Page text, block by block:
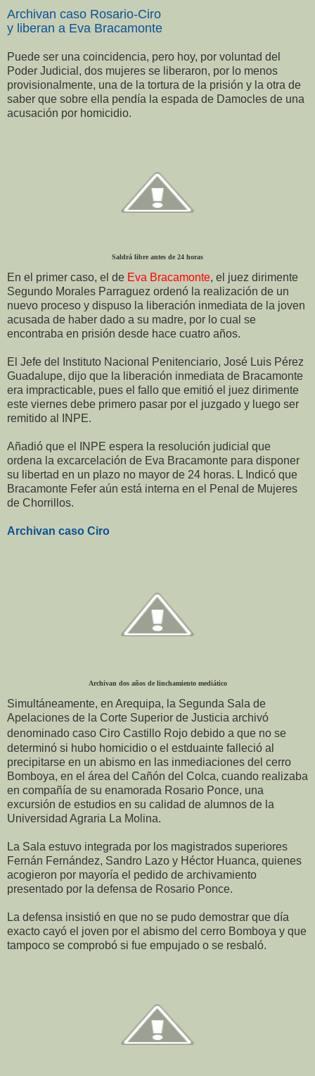
Archivan caso Rosario-Ciro
y liberan a Eva Bracamonte
Puede ser una coincidencia, pero hoy, por voluntad del
Poder Judicial, dos mujeres se liberaron, por lo menos
provisionalmente, una de la tortura de la prisión y la otra de
saber que sobre ella pendía la espada de Damocles de una
acusación por homicidio.
Saldrá libre antes de 24 horas
En el primer caso, el de Eva Bracamonte, el juez dirimente
Segundo Morales Parraguez ordenó la realización de un
nuevo proceso y dispuso la liberación inmediata de la joven
acusada de haber dado a su madre, por lo cual se
encontraba en prisión desde hace cuatro años.
El Jefe del Instituto Nacional Penitenciario, José Luis Pérez
Guadalupe, dijo que la liberación inmediata de Bracamonte
era impracticable, pues el fallo que emitió el juez dirimente
este viernes debe primero pasar por el juzgado y luego ser
remitido al INPE.
Añadió que el INPE espera la resolución judicial que
ordena la excarcelación de Eva Bracamonte para disponer
su libertad en un plazo no mayor de 24 horas. L Indicó que
Bracamonte Fefer aún está interna en el Penal de Mujeres
de Chorrillos.
Archivan caso Ciro
Archivan dos años de linchamiento mediático
Simultáneamente, en Arequipa, la Segunda Sala de
Apelaciones de la Corte Superior de Justicia archivó
denominado caso Ciro Castillo Rojo debido a que no se
determinó si hubo homicidio o el estduainte falleció al
precipitarse en un abismo en las inmediaciones del cerro
Bomboya, en el área del Cañón del Colca, cuando realizaba
en compañía de su enamorada Rosario Ponce, una
excursión de estudios en su calidad de alumnos de la
Universidad Agraria La Molina.
La Sala estuvo integrada por los magistrados superiores
Fernán Fernández, Sandro Lazo y Héctor Huanca, quienes
acogieron por mayoría el pedido de archivamiento
presentado por la defensa de Rosario Ponce.
La defensa insistió en que no se pudo demostrar que día
exacto cayó el joven por el abismo del cerro Bomboya y que
tampoco se comprobó si fue empujado o se resbaló.